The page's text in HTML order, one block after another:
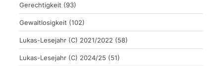
Gerechtigkeit (93)
Gewaltlosigkeit (102)
Lukas-Lesejahr (C) 2021/2022 (58)
Lukas-Lesejahr (C) 2024/25 (51)